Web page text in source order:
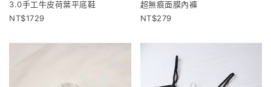
3.0手工牛皮荷葉平底鞋
1729
超無痕面膜內褲
279